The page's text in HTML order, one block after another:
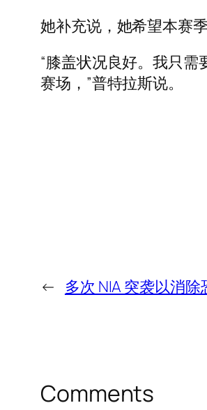
她补充说，她希望本赛
“膝盖状况良好。我只
赛场，”普特拉斯说。
← 多次 NIA 突袭以消
Comments